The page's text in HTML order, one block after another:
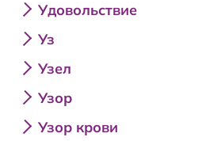
Удовольствие
Уз
Узел
Узор
Узор крови